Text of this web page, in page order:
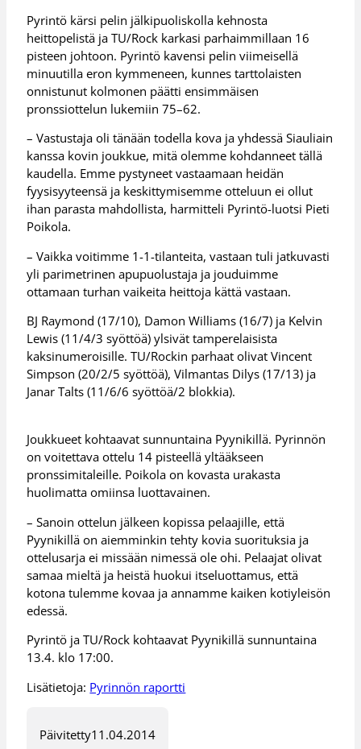
Pyrintö kärsi pelin jälkipuoliskolla kehnosta
heittopelistä ja TU/Rock karkasi parhaimmillaan 16
pisteen johtoon. Pyrintö kavensi pelin viimeisellä
minuutilla eron kymmeneen, kunnes tarttolaisten
onnistunut kolmonen päätti ensimmäisen
pronssiottelun lukemiin 75–62.
– Vastustaja oli tänään todella kova ja yhdessä Siauliain
kanssa kovin joukkue, mitä olemme kohdanneet tällä
kaudella. Emme pystyneet vastaamaan heidän
fyysisyyteensä ja keskittymisemme otteluun ei ollut
ihan parasta mahdollista, harmitteli Pyrintö-luotsi Pieti
Poikola.
– Vaikka voitimme 1-1-tilanteita, vastaan tuli jatkuvasti
yli parimetrinen apupuolustaja ja jouduimme
ottamaan turhan vaikeita heittoja kättä vastaan.
BJ Raymond (17/10), Damon Williams (16/7) ja Kelvin
Lewis (11/4/3 syöttöä) ylsivät tamperelaisista
kaksinumeroisille. TU/Rockin parhaat olivat Vincent
Simpson (20/2/5 syöttöä), Vilmantas Dilys (17/13) ja
Janar Talts (11/6/6 syöttöä/2 blokkia).
Joukkueet kohtaavat sunnuntaina Pyynikillä. Pyrinnön
on voitettava ottelu 14 pisteellä yltääkseen
pronssimitaleille. Poikola on kovasta urakasta
huolimatta omiinsa luottavainen.
– Sanoin ottelun jälkeen kopissa pelaajille, että
Pyynikillä on aiemminkin tehty kovia suorituksia ja
ottelusarja ei missään nimessä ole ohi. Pelaajat olivat
samaa mieltä ja heistä huokui itseluottamus, että
kotona tulemme kovaa ja annamme kaiken kotiyleisön
edessä.
Pyrintö ja TU/Rock kohtaavat Pyynikillä sunnuntaina
13.4. klo 17:00.
Lisätietoja: Pyrinnön raportti
Päivitetty11.04.2014